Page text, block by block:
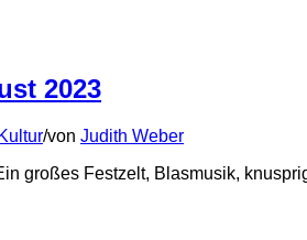
2023
/von Judith Weber
großes Festzelt, Blasmusik,